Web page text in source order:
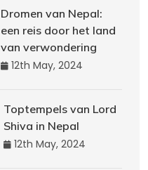
Dromen van Nepal:
een reis door het land
van verwondering
12th May, 2024
Toptempels van Lord
Shiva in Nepal
12th May, 2024